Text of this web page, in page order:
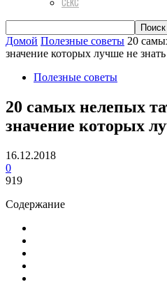
Домой Полезные советы 20
значение которых лучше не знать
Полезные советы
20 самых нелепых
значение которых
16.12.2018
0
919
Содержание